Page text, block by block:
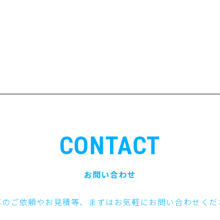
CONTACT
お問い合わせ
ご依頼やお見積等、まずはお気軽にお問い合わせく